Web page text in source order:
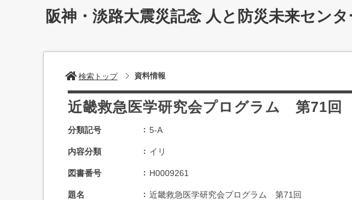
阪神・淡路大震災記念 人と防災未来セン
検索トップ 資料情報
近畿救急医学研究会プログラム 第71回
分類記号 5-A
内容分類 イリ
図書番号 H0009261
題名 近畿救急医学研究会プログラム 第71回